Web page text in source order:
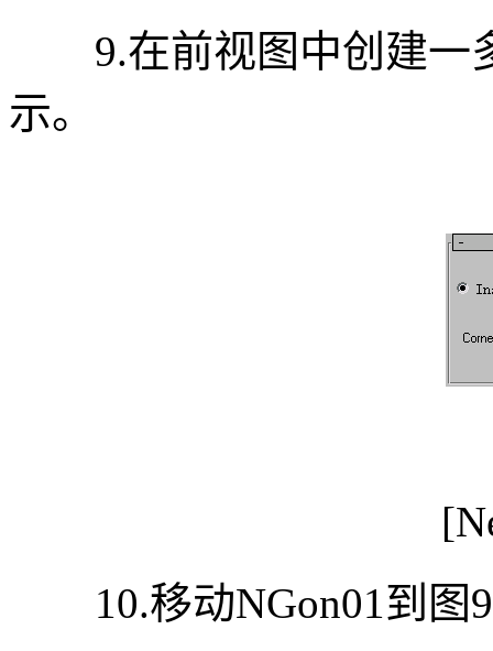
9.在前视图中创建一
示。
10.移动NGon01到图9